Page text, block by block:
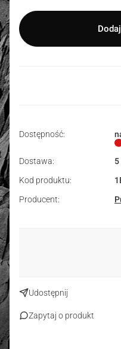
Dostępność:
Dostawa:
5
Kod produktu:
Producent:
Udostępnij
Zapytaj o produkt